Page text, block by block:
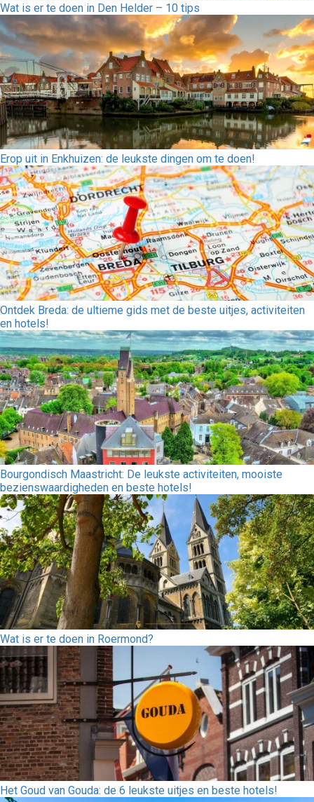
Wat is er te doen in Den Helder – 10 tips
Erop uit in Enkhuizen: de leukste dingen om te doen!
Ontdek Breda: de ultieme gids met de beste uitjes, activiteiten
en hotels!
Bourgondisch Maastricht: De leukste activiteiten, mooiste
bezienswaardigheden en beste hotels!
Wat is er te doen in Roermond?
Het Goud van Gouda: de 6 leukste uitjes en beste hotels!